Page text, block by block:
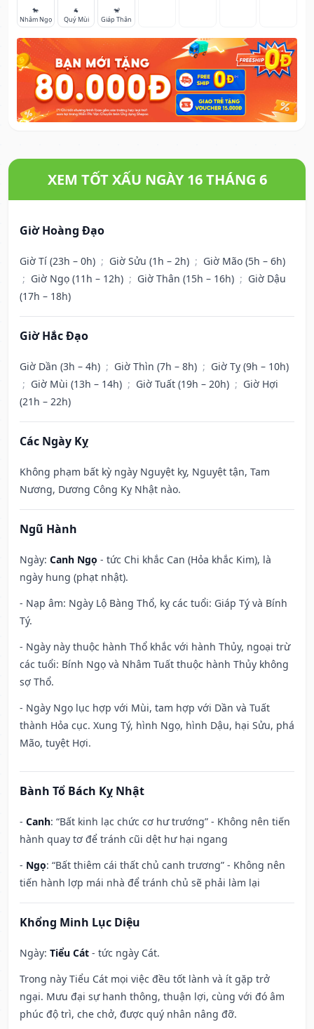
🐎
Nhâm Ngọ
🐐
Quý Mùi
🐒
Giáp Thân
XEM TỐT XẤU NGÀY 16 THÁNG 6
Giờ Hoàng Đạo
Giờ Tí (23h – 0h) ; Giờ Sửu (1h – 2h) ; Giờ Mão (5h – 6h)
; Giờ Ngọ (11h – 12h) ; Giờ Thân (15h – 16h) ; Giờ Dậu
(17h – 18h)
Giờ Hắc Đạo
Giờ Dần (3h – 4h) ; Giờ Thìn (7h – 8h) ; Giờ Tỵ (9h – 10h)
; Giờ Mùi (13h – 14h) ; Giờ Tuất (19h – 20h) ; Giờ Hợi
(21h – 22h)
Các Ngày Kỵ
Không phạm bất kỳ ngày Nguyệt kỵ, Nguyệt tận, Tam
Nương, Dương Công Kỵ Nhật nào.
Ngũ Hành
Ngày: Canh Ngọ - tức Chi khắc Can (Hỏa khắc Kim), là
ngày hung (phạt nhật).
- Nạp âm: Ngày Lộ Bàng Thổ, kỵ các tuổi: Giáp Tý và Bính
Tý.
- Ngày này thuộc hành Thổ khắc với hành Thủy, ngoại trừ
các tuổi: Bính Ngọ và Nhâm Tuất thuộc hành Thủy không
sợ Thổ.
- Ngày Ngọ lục hợp với Mùi, tam hợp với Dần và Tuất
thành Hỏa cục. Xung Tý, hình Ngọ, hình Dậu, hại Sửu, phá
Mão, tuyệt Hợi.
Bành Tổ Bách Kỵ Nhật
- Canh: “Bất kinh lạc chức cơ hư trướng” - Không nên tiến
hành quay tơ để tránh cũi dệt hư hại ngang
- Ngọ: “Bất thiêm cái thất chủ canh trương” - Không nên
tiến hành lợp mái nhà để tránh chủ sẽ phải làm lại
Khổng Minh Lục Diệu
Ngày: Tiểu Cát - tức ngày Cát.
Trong này Tiểu Cát mọi việc đều tốt lành và ít gặp trở
ngại. Mưu đại sự hanh thông, thuận lợi, cùng với đó âm
phúc độ trì, che chở, được quý nhân nâng đỡ.